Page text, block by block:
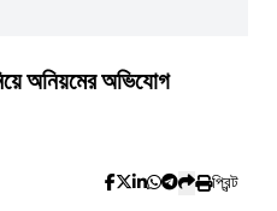
অনিয়মের অভিযোগ
প্রিন্ট